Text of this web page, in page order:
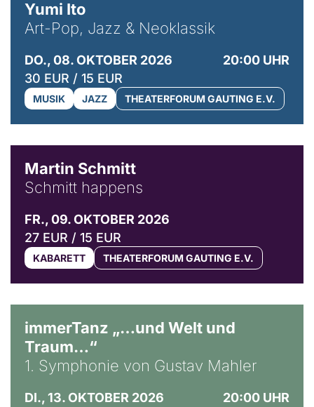
Yumi Ito
Art-Pop, Jazz & Neoklassik
DO., 08. OKTOBER 2026
20:00 UHR
30 EUR / 15 EUR
MUSIK JAZZ THEATERFORUM GAUTING E.V.
Martin Schmitt
Schmitt happens
FR., 09. OKTOBER 2026
27 EUR / 15 EUR
KABARETT THEATERFORUM GAUTING E.V.
immerTanz „…und Welt und
Traum…“
1. Symphonie von Gustav Mahler
DI., 13. OKTOBER 2026
20:00 UHR